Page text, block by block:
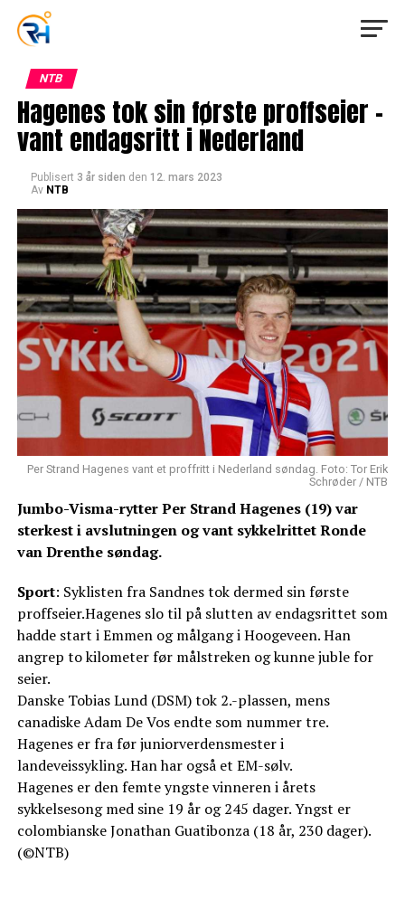
NTB
Hagenes tok sin første proffseier –
vant endagsritt i Nederland
Publisert 3 år siden den 12. mars 2023
Av NTB
Per Strand Hagenes vant et proffritt i Nederland søndag. Foto: Tor Erik
Schrøder / NTB
Jumbo-Visma-rytter Per Strand Hagenes (19) var
sterkest i avslutningen og vant sykkelrittet Ronde
van Drenthe søndag.
Sport: Syklisten fra Sandnes tok dermed sin første
proffseier.Hagenes slo til på slutten av endagsrittet som
hadde start i Emmen og målgang i Hoogeveen. Han
angrep to kilometer før målstreken og kunne juble for
seier.
Danske Tobias Lund (DSM) tok 2.-plassen, mens
canadiske Adam De Vos endte som nummer tre.
Hagenes er fra før juniorverdensmester i
landeveissykling. Han har også et EM-sølv.
Hagenes er den femte yngste vinneren i årets
sykkelsesong med sine 19 år og 245 dager. Yngst er
colombianske Jonathan Guatibonza (18 år, 230 dager).
(©NTB)